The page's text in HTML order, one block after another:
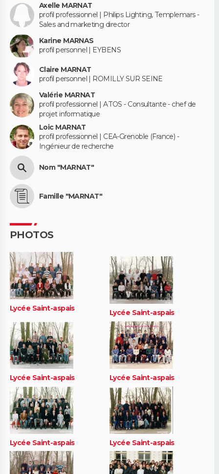
Axelle MARNAT
profil professionnel | Philips Lighting, Templemars -
Sales and marketing director
Karine MARNAS
profil personnel | EYBENS
Claire MARNAT
profil personnel | ROMILLY SUR SEINE
Valérie MARNAT
profil professionnel | ATOS - Consultante - chef de
projet informatique
Loic MARNAT
profil professionnel | CEA-Grenoble (France) -
Ingénieur de recherche
Nom "MARNAT"
Famille "MARNAT"
PHOTOS
Lycée Saint-aspais Lycée Saint-aspais
Lycée Saint-aspais Lycée Saint-aspais
Lycée Saint-aspais Lycée Saint-aspais